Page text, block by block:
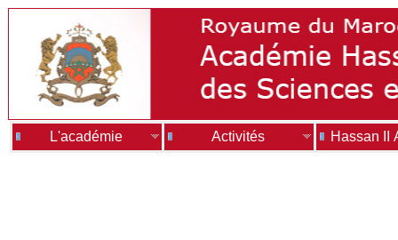
L'académie Activités Hassan II